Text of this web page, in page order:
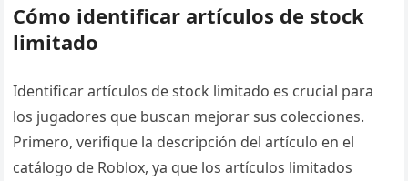
Cómo identificar artículos de stock
limitado
Identificar artículos de stock limitado es crucial para
los jugadores que buscan mejorar sus colecciones.
Primero, verifique la descripción del artículo en el
catálogo de Roblox, ya que los artículos limitados